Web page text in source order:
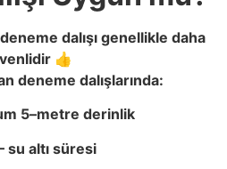
dalışı genellikle daha
👍
deneme dalışlarında:
5–metre derinlik
altı süresi